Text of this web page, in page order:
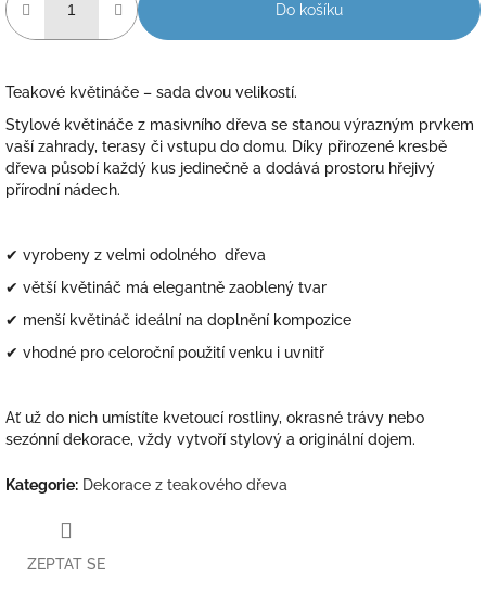
Do košíku
Teakové květináče – sada dvou velikostí.
Stylové květináče z masivního dřeva se stanou výrazným prvkem
vaší zahrady, terasy či vstupu do domu. Díky přirozené kresbě
dřeva působí každý kus jedinečně a dodává prostoru hřejivý
přírodní nádech.
✔ vyrobeny z velmi odolného dřeva
✔ větší květináč má elegantně zaoblený tvar
✔ menší květináč ideální na doplnění kompozice
✔ vhodné pro celoroční použití venku i uvnitř
Ať už do nich umístíte kvetoucí rostliny, okrasné trávy nebo
sezónní dekorace, vždy vytvoří stylový a originální dojem.
Kategorie: Dekorace z teakového dřeva
ZEPTAT SE